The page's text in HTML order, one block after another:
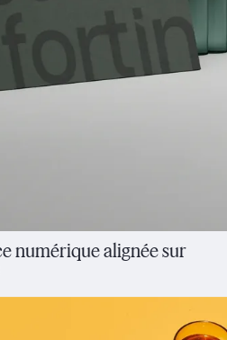
numérique alignée sur